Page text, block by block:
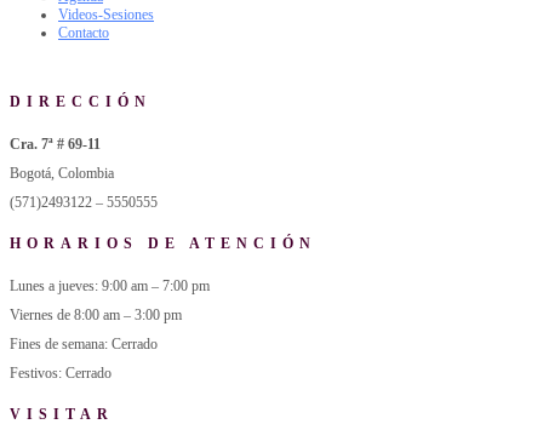
Videos-Sesiones
Contacto
DIRECCIÓN
Cra. 7ª # 69-11
Bogotá, Colombia
(571)2493122 – 5550555
HORARIOS DE ATENCIÓN
Lunes a jueves: 9:00 am – 7:00 pm
Viernes de 8:00 am – 3:00 pm
Fines de semana: Cerrado
Festivos: Cerrado
VISITAR